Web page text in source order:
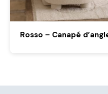
Rosso – Canapé